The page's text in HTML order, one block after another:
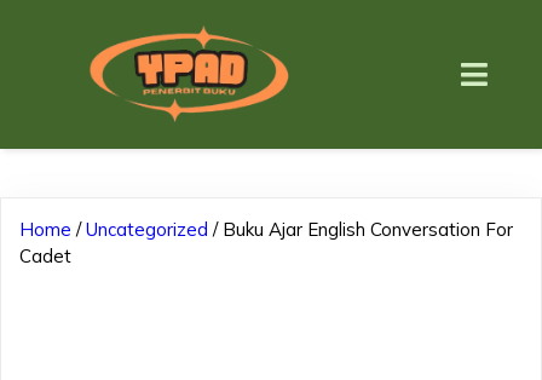
Home /Uncategorized / Buku Ajar English Conversation For
Cadet